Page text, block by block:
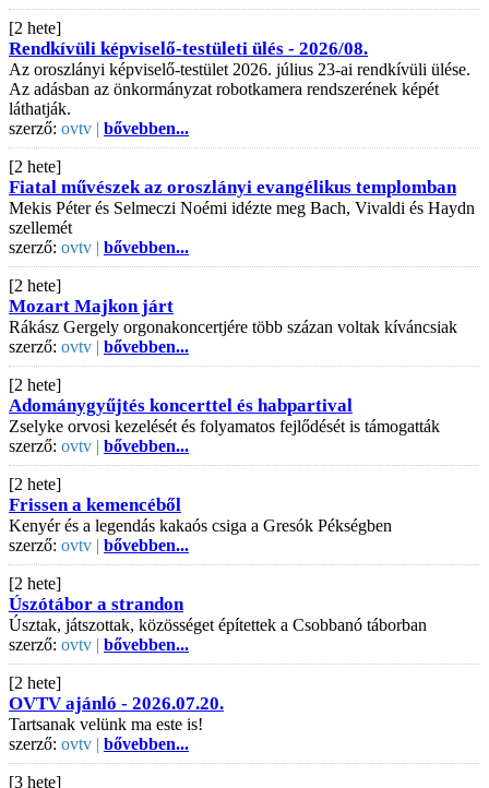
[2 hete]
Rendkívüli képviselő-testületi ülés - 2026/08.
Az oroszlányi képviselő-testület 2026. július 23-ai rendkívüli ülése.
Az adásban az önkormányzat robotkamera rendszerének képét
láthatják.
szerző: ovtv | bővebben...
[2 hete]
Fiatal művészek az oroszlányi evangélikus templomban
Mekis Péter és Selmeczi Noémi idézte meg Bach, Vivaldi és Haydn
szellemét
szerző: ovtv | bővebben...
[2 hete]
Mozart Majkon járt
Rákász Gergely orgonakoncertjére több százan voltak kíváncsiak
szerző: ovtv | bővebben...
[2 hete]
Adománygyűjtés koncerttel és habpartival
Zselyke orvosi kezelését és folyamatos fejlődését is támogatták
szerző: ovtv | bővebben...
[2 hete]
Frissen a kemencéből
Kenyér és a legendás kakaós csiga a Gresók Pékségben
szerző: ovtv | bővebben...
[2 hete]
Úszótábor a strandon
Úsztak, játszottak, közösséget építettek a Csobbanó táborban
szerző: ovtv | bővebben...
[2 hete]
OVTV ajánló - 2026.07.20.
Tartsanak velünk ma este is!
szerző: ovtv | bővebben...
[3 hete]